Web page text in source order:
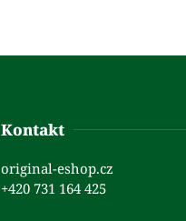
Kontakt
original-eshop.cz
+420 731 164 425